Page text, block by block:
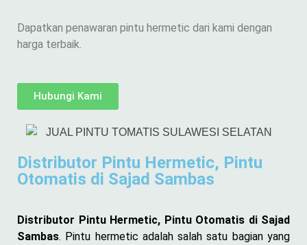
Dapatkan penawaran pintu hermetic dari kami dengan
harga terbaik.
Hubungi Kami
Distributor Pintu Hermetic, Pintu
Otomatis di Sajad Sambas
Distributor Pintu Hermetic, Pintu Otomatis di Sajad
Sambas. Pintu hermetic adalah salah satu bagian yang